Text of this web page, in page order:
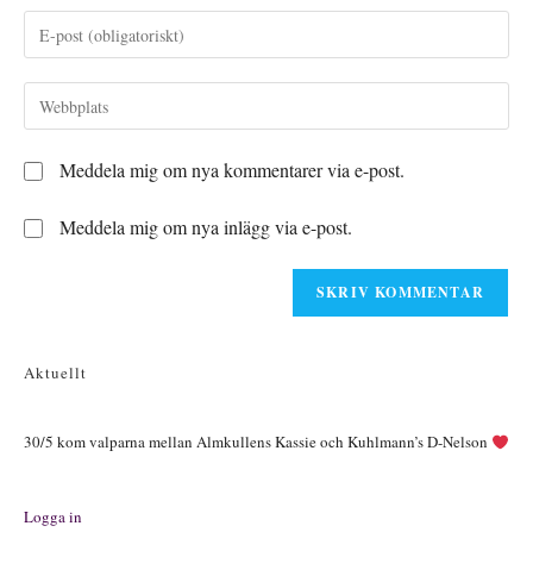
namn
eller
för
att
kommentera
Ange
din
e-
postadress
att
Ange
URL
din
webbplats
(valfritt)
Meddela mig om nya kommentarer via e-post.
Meddela mig om nya inlägg via e-post.
Aktuellt
30/5 kom valparna mellan Almkullens Kassie och Kuhlmann’s D-Nelson
Logga in